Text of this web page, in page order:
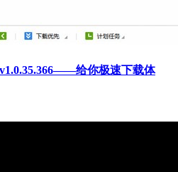
给你极速下载体